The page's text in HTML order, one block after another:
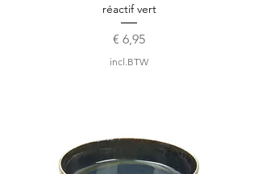
réactif vert
Prijs
€ 6,95
incl.BTW